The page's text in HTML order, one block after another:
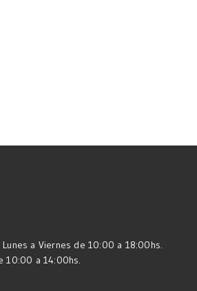
Lunes a Viernes de 10:00 a 18:00hs.
10:00 a 14:00hs.